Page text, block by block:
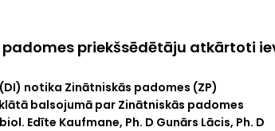
priekšsēdētāju atkārtoti
notika Zinātniskās padomes (ZP)
balsojumā par Zinātniskās padomes
Edīte Kaufmane, Ph. D Gunārs Lācis, Ph. D